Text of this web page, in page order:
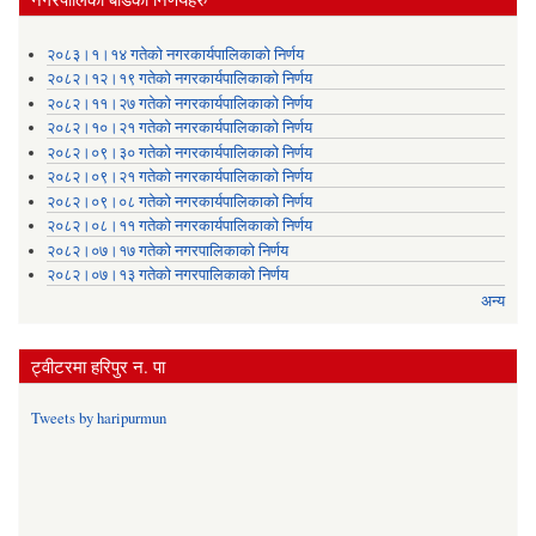
२०८३।१।१४ गतेको नगरकार्यपालिकाको निर्णय
२०८२।१२।१९ गतेको नगरकार्यपालिकाको निर्णय
२०८२।११।२७ गतेको नगरकार्यपालिकाको निर्णय
२०८२।१०।२१ गतेको नगरकार्यपालिकाको निर्णय
२०८२।०९।३० गतेको नगरकार्यपालिकाको निर्णय
२०८२।०९।२१ गतेको नगरकार्यपालिकाको निर्णय
२०८२।०९।०८ गतेको नगरकार्यपालिकाको निर्णय
२०८२।०८।११ गतेको नगरकार्यपालिकाको निर्णय
२०८२।०७।१७ गतेको नगरपालिकाको निर्णय
२०८२।०७।१३ गतेको नगरपालिकाको निर्णय
अन्य
ट्वीटरमा हरिपुर न. पा
Tweets by haripurmun